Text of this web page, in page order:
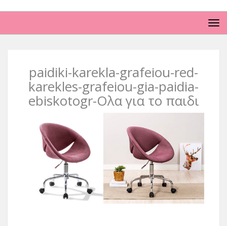
paidiki-karekla-grafeiou-red-
karekles-grafeiou-gia-paidia-
ebiskotogr-Ολα για το παιδι